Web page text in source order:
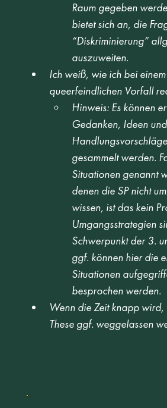
Raum gegeben
bietet sich an, die
“Diskriminierung”
auszuweiten.
Ich weiß, wie ich bei einem
queerfeindlichen Vorfall
Hinweis: Es können
Gedanken, Ideen und
gesammelt werden.
Situationen genannt
denen die SP nicht
wissen, ist das kein
Umgangsstrategien
Schwerpunkt der 3.
ggf. können hier die
Situationen
besprochen werden.
Wenn die Zeit knapp wird,
These ggf. weggelassen